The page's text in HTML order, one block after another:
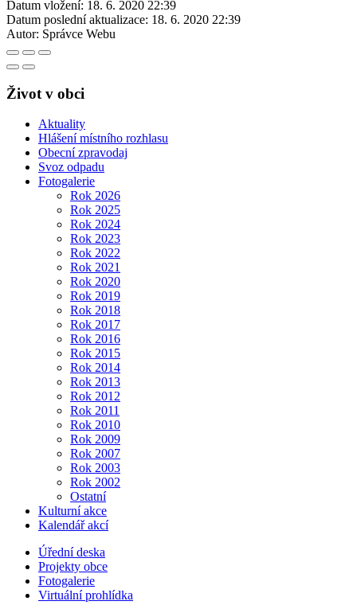
Datum vložení: 18. 6. 2020 22:39
Datum poslední aktualizace: 18. 6. 2020 22:39
Autor: Správce Webu
Život v obci
Aktuality
Hlášení místního rozhlasu
Obecní zpravodaj
Svoz odpadu
Fotogalerie
Rok 2026
Rok 2025
Rok 2024
Rok 2023
Rok 2022
Rok 2021
Rok 2020
Rok 2019
Rok 2018
Rok 2017
Rok 2016
Rok 2015
Rok 2014
Rok 2013
Rok 2012
Rok 2011
Rok 2010
Rok 2009
Rok 2007
Rok 2003
Rok 2002
Ostatní
Kulturní akce
Kalendář akcí
Úřední deska
Projekty obce
Fotogalerie
Virtuální prohlídka